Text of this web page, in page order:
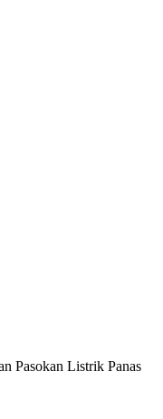
Pasokan Listrik Panas